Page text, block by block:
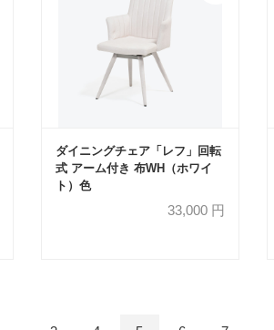
ダイニングチェア「レフ」回転
式 アーム付き 布WH（ホワイ
ト）色
33,000 円